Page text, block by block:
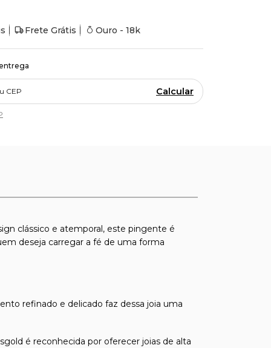
Frete Grátis Ouro - 18k
Calcular
clássico e atemporal, este pingente é
deseja carregar a fé de uma forma
refinado e delicado faz dessa joia uma
é reconhecida por oferecer joias de alta